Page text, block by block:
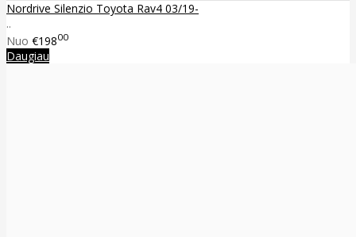
Nordrive Silenzio Toyota Rav4 03/19-
..
Nuo €19800
Daugiau